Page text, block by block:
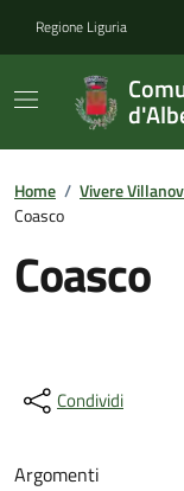
Regione Liguria
Home / Vivere
Coasco
Coasco
Condividi
Argomenti